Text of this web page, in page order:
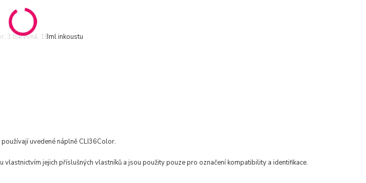
3 barevná, 18ml inkoustu
uvedené náplně CLI36Color.
jejich příslušných vlastníků a jsou použity pouze pro označení kompatibility a identifikace.